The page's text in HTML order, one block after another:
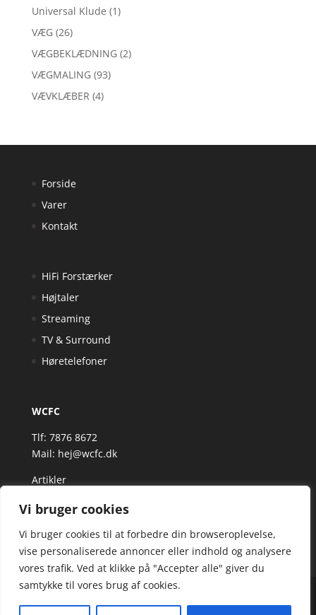
Vi bruger cookies
Vi bruger cookies til at forbedre din browseroplevelse,
vise personaliserede annoncer eller indhold og analysere
vores trafik. Ved at klikke på "Accepter alle" giver du
samtykke til vores brug af cookies.
Universal Klude (1)
VÆG (26)
VÆGBEKLÆDNING (2)
VÆGMALING (93)
VÆVKLÆBER (4)
Forside
Varer
Kontakt
HiFi Forstærker
Højtaler
Streaming
TV & Surround
Høretelefoner
WCFC
Tlf: 7876 8672
Mail: hej@wcfc.dk
Artikler